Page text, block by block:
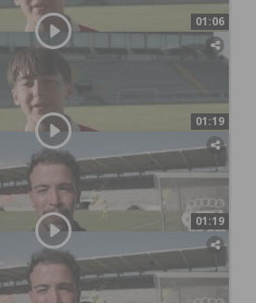
01:06
36 0
do FC Porto venceram
torneio
01:19
1
Braga conquistou título de
Cup
01:19
1
Braga conquistou título de
Cup